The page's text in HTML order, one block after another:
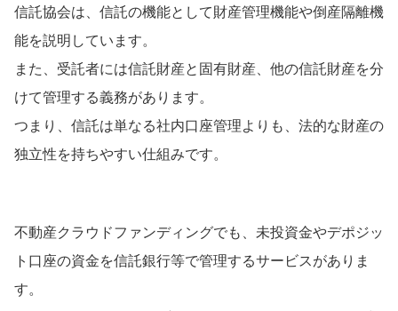
信託協会は、信託の機能として財産管理機能や倒産隔離機
能を説明しています。
また、受託者には信託財産と固有財産、他の信託財産を分
けて管理する義務があります。
つまり、信託は単なる社内口座管理よりも、法的な財産の
独立性を持ちやすい仕組みです。
不動産クラウドファンディングでも、未投資金やデポジッ
ト口座の資金を信託銀行等で管理するサービスがありま
す。